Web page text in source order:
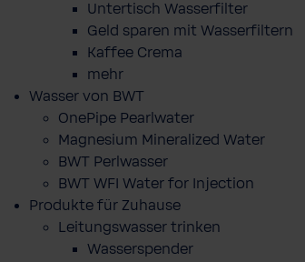
Untertisch Wasserfilter
Geld sparen mit Wasserfiltern
Kaffee Crema
mehr
Wasser von BWT
OnePipe Pearlwater
Magnesium Mineralized Water
BWT Perlwasser
BWT WFI Water for Injection
Produkte für Zuhause
Leitungswasser trinken
Wasserspender